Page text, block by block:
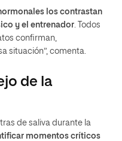
los contrastan
y el entrenador . Todos
confirman,
situación”, comenta.
de la
de saliva durante la
momentos críticos